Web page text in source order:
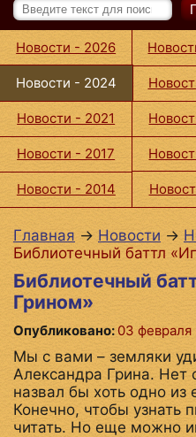
Новости - 2026
Новости - 2024
Новости - 2021
Новости - 2017
Новости - 2014
Главная → Новости →
Библиотечный баттл
Библиотечный
Грином»
Опубликовано:03 февраля
Мы с вами – земляки
Александра Грина. Нет
назвал бы хоть одно из
Конечно, чтобы узнать
читать. Но еще можно